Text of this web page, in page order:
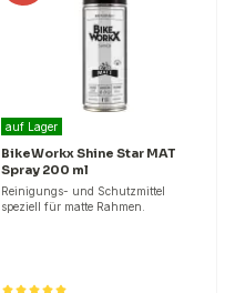
auf Lager
BikeWorkx Shine Star MAT
Spray 200 ml
Reinigungs- und Schutzmittel
speziell für matte Rahmen.